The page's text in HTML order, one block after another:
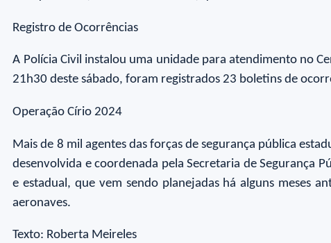
Registro de Ocorrências
A Polícia Civil instalou uma unidade para atendimento no
21h30 deste sábado, foram registrados 23 boletins de
Operação Círio 2024
Mais de 8 mil agentes das forças de segurança pública
desenvolvida e coordenada pela Secretaria de Segurança
e estadual, que vem sendo planejadas há alguns meses
aeronaves.
Texto: Roberta Meireles